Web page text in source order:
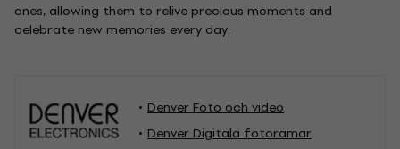
ones, allowing them to relive precious moments and
celebrate new memories every day.
Denver Foto och video
Denver Digitala fotoramar